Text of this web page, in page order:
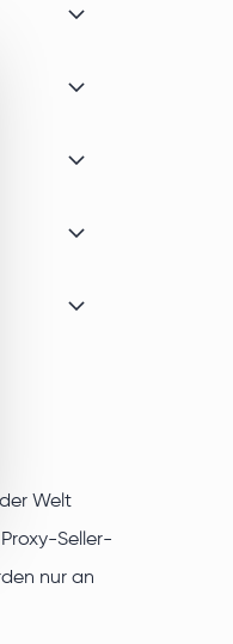
Welt
Seller-
nur an